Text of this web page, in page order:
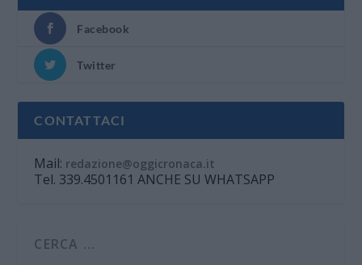
Facebook
Twitter
CONTATTACI
Mail: redazione@oggicronaca.it
Tel. 339.4501161 ANCHE SU WHATSAPP